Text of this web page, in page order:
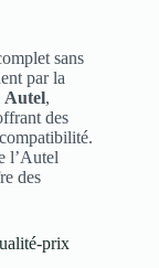
sans
par la
Autel,
des
l’Autel
des
prix